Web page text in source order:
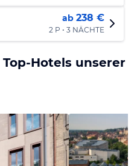
ab 238 €
2 P • 3 NÄCHTE
Hotels unserer